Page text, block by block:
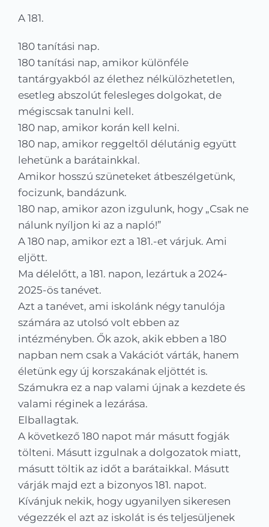
A 181.
180 tanítási nap.
180 tanítási nap, amikor különféle
tantárgyakból az élethez nélkülözhetetlen,
esetleg abszolút felesleges dolgokat, de
mégiscsak tanulni kell.
180 nap, amikor korán kell kelni.
180 nap, amikor reggeltől délutánig együtt
lehetünk a barátainkkal.
Amikor hosszú szüneteket átbeszélgetünk,
focizunk, bandázunk.
180 nap, amikor azon izgulunk, hogy „Csak ne
nálunk nyíljon ki az a napló!”
A 180 nap, amikor ezt a 181.-et várjuk. Ami
eljött.
Ma délelőtt, a 181. napon, lezártuk a 2024-
2025-ös tanévet.
Azt a tanévet, ami iskolánk négy tanulója
számára az utolsó volt ebben az
intézményben. Ők azok, akik ebben a 180
napban nem csak a Vakációt várták, hanem
életünk egy új korszakának eljöttét is.
Számukra ez a nap valami újnak a kezdete és
valami réginek a lezárása.
Elballagtak.
A következő 180 napot már másutt fogják
tölteni. Másutt izgulnak a dolgozatok miatt,
másutt töltik az időt a barátaikkal. Másutt
várják majd ezt a bizonyos 181. napot.
Kívánjuk nekik, hogy ugyanilyen sikeresen
végezzék el azt az iskolát is és teljesüljenek